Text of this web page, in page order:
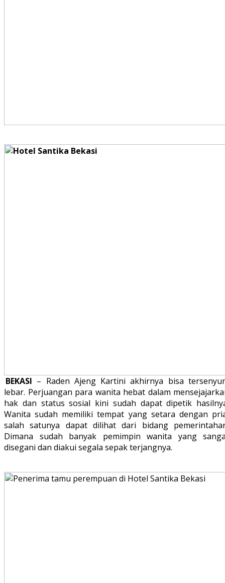
BEKASI – Raden Ajeng Kartini akhirnya bisa
lebar. Perjuangan para wanita hebat dalam
hak dan status sosial kini sudah dapat dipetik
Wanita sudah memiliki tempat yang setara dengan
salah satunya dapat dilihat dari bidang
Dimana sudah banyak pemimpin wanita yang
disegani dan diakui segala sepak terjangnya.